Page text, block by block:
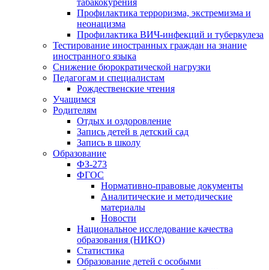
табакокурения
Профилактика терроризма, экстремизма и
неонацизма
Профилактика ВИЧ-инфекций и туберкулеза
Тестирование иностранных граждан на знание
иностранного языка
Снижение бюрократической нагрузки
Педагогам и специалистам
Рождественские чтения
Учащимся
Родителям
Отдых и оздоровление
Запись детей в детский сад
Запись в школу
Образование
ФЗ-273
ФГОС
Нормативно-правовые документы
Аналитические и методические
материалы
Новости
Национальное исследование качества
образования (НИКО)
Статистика
Образование детей с особыми